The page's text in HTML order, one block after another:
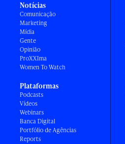
Notícias
Comunicação
Marketing
Mídia
Gente
Opinião
ProXXIma
Women To Watch
Plataformas
Podcasts
Vídeos
Webinars
Banca Digital
Portfólio de Agências
Reports